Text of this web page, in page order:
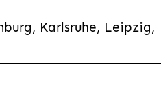
Karlsruhe, Leipzig,